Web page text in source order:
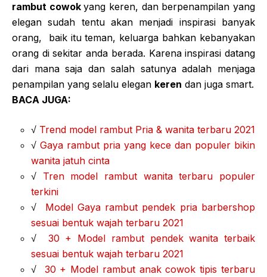
rambut cowokyang keren, dan berpenampilan yang
elegan sudah tentu akan menjadi inspirasi banyak
orang, baik itu teman, keluarga bahkan kebanyakan
orang di sekitar anda berada. Karena inspirasi datang
dari mana saja dan salah satunya adalah menjaga
penampilan yang selalu elegan keren dan juga smart.
BACA JUGA:
√ Trend model rambut Pria & wanita terbaru 2021
√ Gaya rambut pria yang kece dan populer bikin
wanita jatuh cinta
√ Tren model rambut wanita terbaru populer
terkini
√ Model Gaya rambut pendek pria barbershop
sesuai bentuk wajah terbaru 2021
√ 30 + Model rambut pendek wanita terbaik
sesuai bentuk wajah terbaru 2021
√ 30 + Model rambut anak cowok tipis terbaru